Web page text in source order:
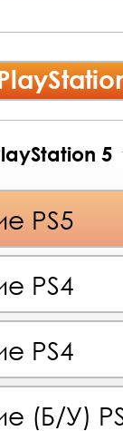
5
PS5
PS4
PS4
(Б/У)